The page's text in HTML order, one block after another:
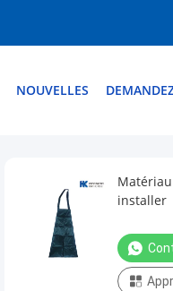
NOUVELLES
installer